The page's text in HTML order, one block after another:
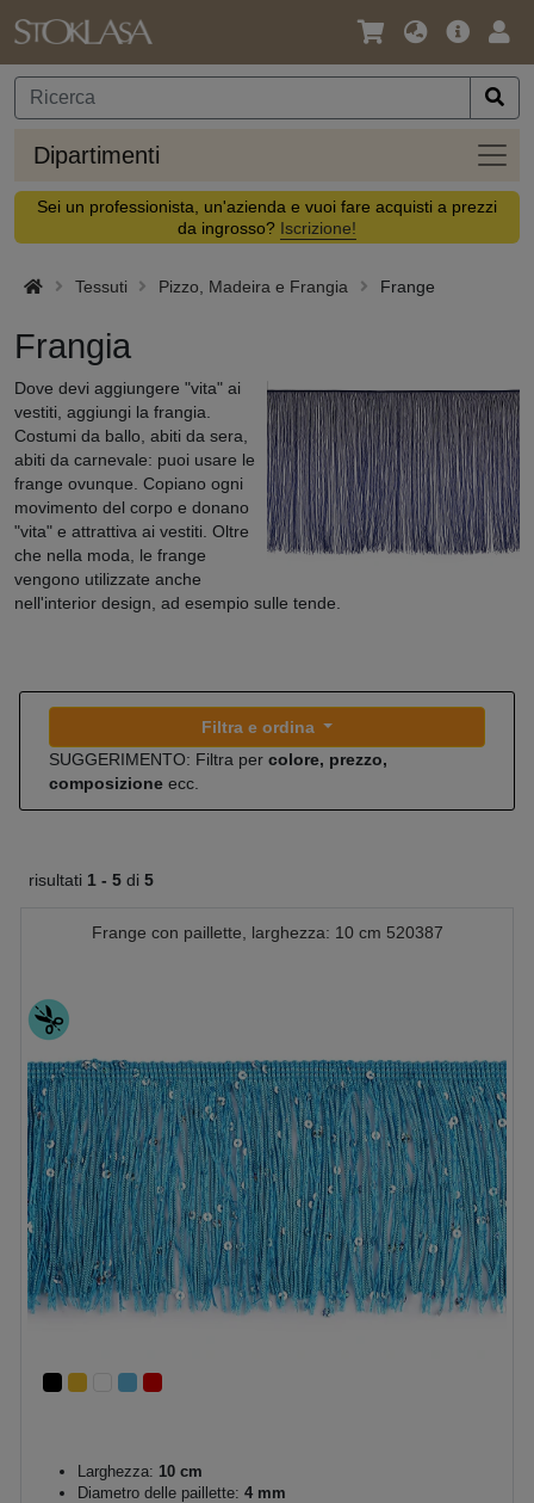
Lingua
Valuta
Offerta
Dipartimenti
Sei un professionista, un'azienda e vuoi fare acquisti a prezzi
da ingrosso? Iscrizione!
Tessuti Pizzo, Madeira e Frangia Frange
Frangia
Dove devi aggiungere "vita" ai
vestiti, aggiungi la frangia.
Costumi da ballo, abiti da sera,
abiti da carnevale: puoi usare le
frange ovunque. Copiano ogni
movimento del corpo e donano
"vita" e attrattiva ai vestiti. Oltre
che nella moda, le frange
vengono utilizzate anche
nell'interior design, ad esempio sulle tende.
Filtra e ordina
SUGGERIMENTO: Filtra per colore, prezzo,
composizione ecc.
risultati 1 - 5 di 5
Frange con paillette, larghezza: 10 cm 520387
Larghezza: 10 cm
Diametro delle paillette: 4 mm